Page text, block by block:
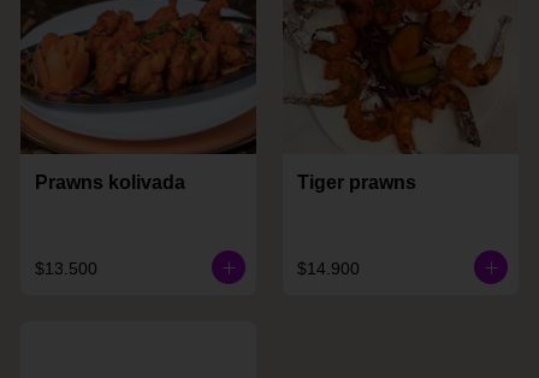
Prawns kolivada
$13.500
Tiger prawns
$14.900